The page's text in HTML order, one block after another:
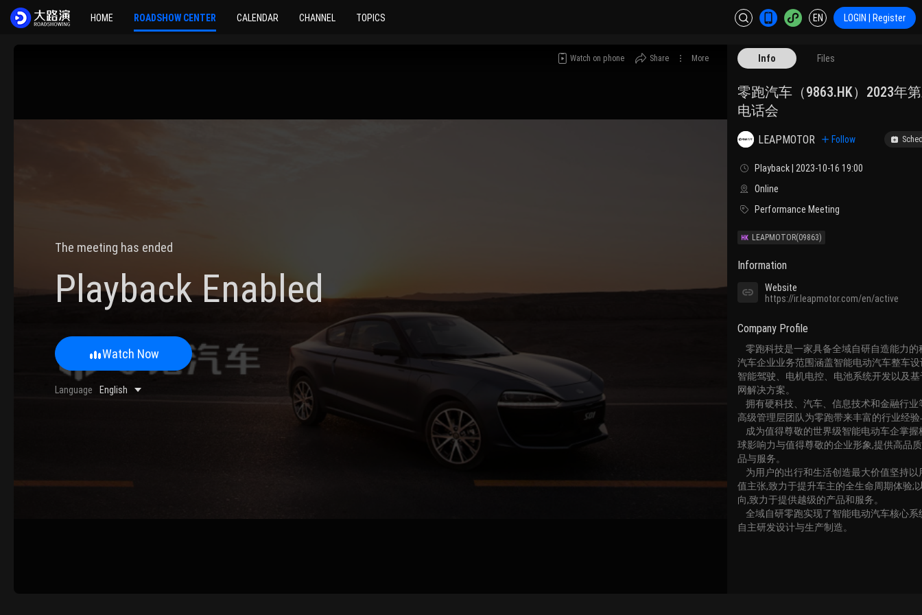
HOME ROADSHOW CENTER CALENDAR CHANNEL TOPICS EN LOGIN | Register
Watch on phone Share More
The meeting has ended
Playback Enabled
Watch Now
Language English
Info Files
零跑汽车（9863.HK）2023年
电话会
LEAPMOTOR Follow
Playback | 2023-10-16 19:00
Online
Performance Meeting
LEAPMOTOR(09863)
Information
Website
https://ir.leapmotor.com/en/active
Company Profile
汽车企业业务范围涵盖智能电动汽车整车
智能驾驶、电机电控、电池系统开发以及
网解决方案。
高级管理层团队为零跑带来丰富的行业经
球影响力与值得尊敬的企业形象,提供高品
品与服务。
值主张,致力于提升车主的全生命周期体验;
向,致力于提供越级的产品和服务。
自主研发设计与生产制造。
0/500 Words
Please upload .jpg, .png, .gif format images, size <5M
Phone